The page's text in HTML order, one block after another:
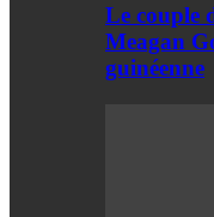
Le couple
Meagan
guinéenne